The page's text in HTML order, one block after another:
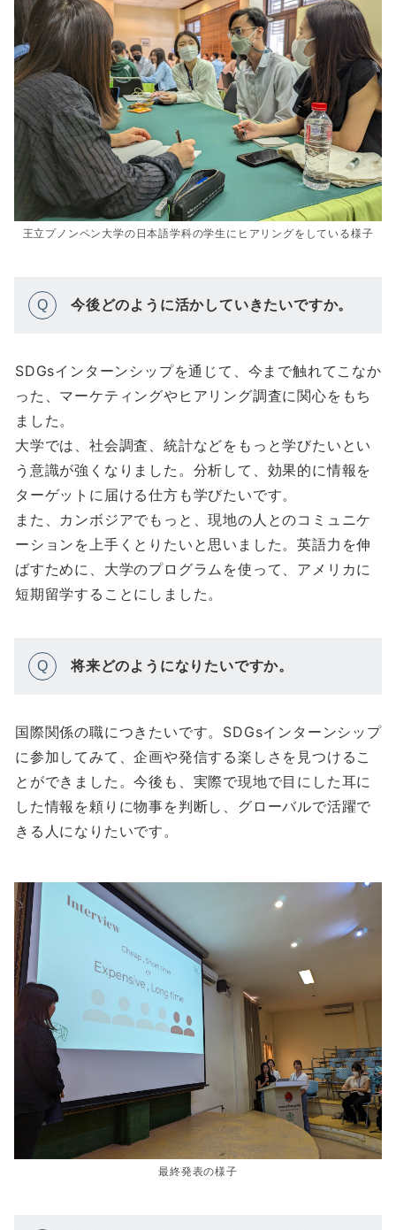
王立プノンペン大学の日本語学科の学生にヒアリングをしている様子
Q 今後どのように活かしていきたいですか。
SDGsインターンシップを通じて、今まで触れてこなか
った、マーケティングやヒアリング調査に関心をもち
ました。
大学では、社会調査、統計などをもっと学びたいとい
う意識が強くなりました。分析して、効果的に情報を
ターゲットに届ける仕方も学びたいです。
また、カンボジアでもっと、現地の人とのコミュニケ
ーションを上手くとりたいと思いました。英語力を伸
ばすために、大学のプログラムを使って、アメリカに
短期留学することにしました。
Q 将来どのようになりたいですか。
国際関係の職につきたいです。SDGsインターンシップ
に参加してみて、企画や発信する楽しさを見つけるこ
とができました。今後も、実際で現地で目にした耳に
した情報を頼りに物事を判断し、グローバルで活躍で
きる人になりたいです。
最終発表の様子